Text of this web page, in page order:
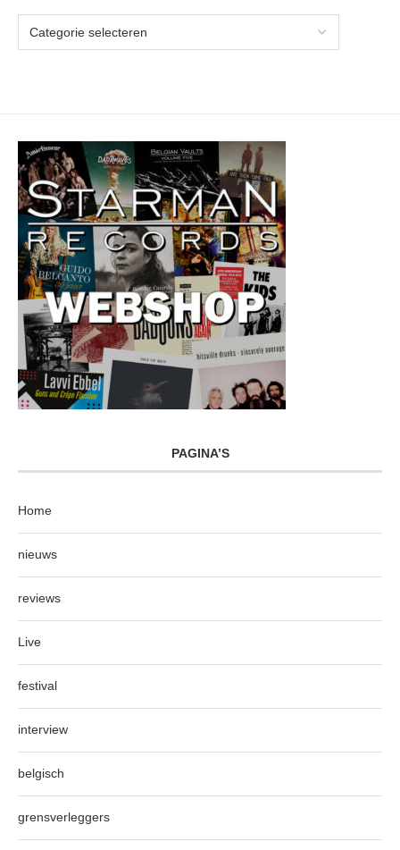
PAGINA’S
Home
nieuws
reviews
Live
festival
interview
belgisch
grensverleggers